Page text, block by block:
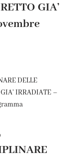
GIA’
DELLE
IRRADIATE –